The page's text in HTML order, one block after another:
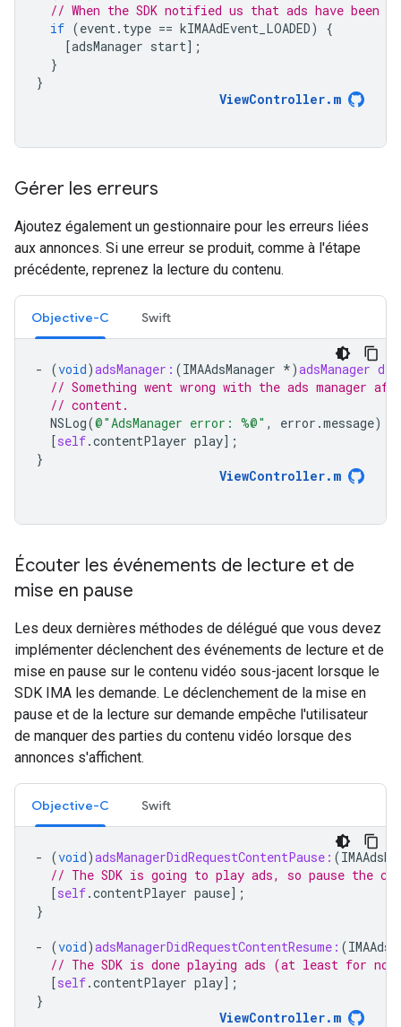
// When the SDK notified us that ads have been
if (event. type == kIMAAdEvent_LOADED)
{
[adsManager start];
}
}
ViewController. m
Gérer les erreurs
Ajoutez également un gestionnaire pour les erreurs liées
aux annonces. Si une erreur se produit, comme à l'étape
précédente, reprenez la lecture du contenu.
Objective-C Swift
- (void)adsManager: (IMAAdsManager *)adsManager
// Something went wrong with the ads manager
// content.
NSLog(@"AdsManager error: %@" , error .message);
[self.contentPlayer play];
}
ViewController. m
Écouter les événements de lecture et de
mise en pause
Les deux dernières méthodes de délégué que vous devez
implémenter déclenchent des événements de lecture et de
mise en pause sur le contenu vidéo sous-jacent lorsque le
SDK IMA les demande. Le déclenchement de la mise en
pause et de la lecture sur demande empêche l'utilisateur
de manquer des parties du contenu vidéo lorsque des
annonces s'affichent.
Objective-C Swift
- (void)adsManagerDidRequestContentPause: (
// The SDK is going to play ads, so pause the
[self.contentPlayer pause];
}
- (void)adsManagerDidRequestContentResume: (
// The SDK is done playing ads (at least for
[self.contentPlayer play];
}
ViewController. m